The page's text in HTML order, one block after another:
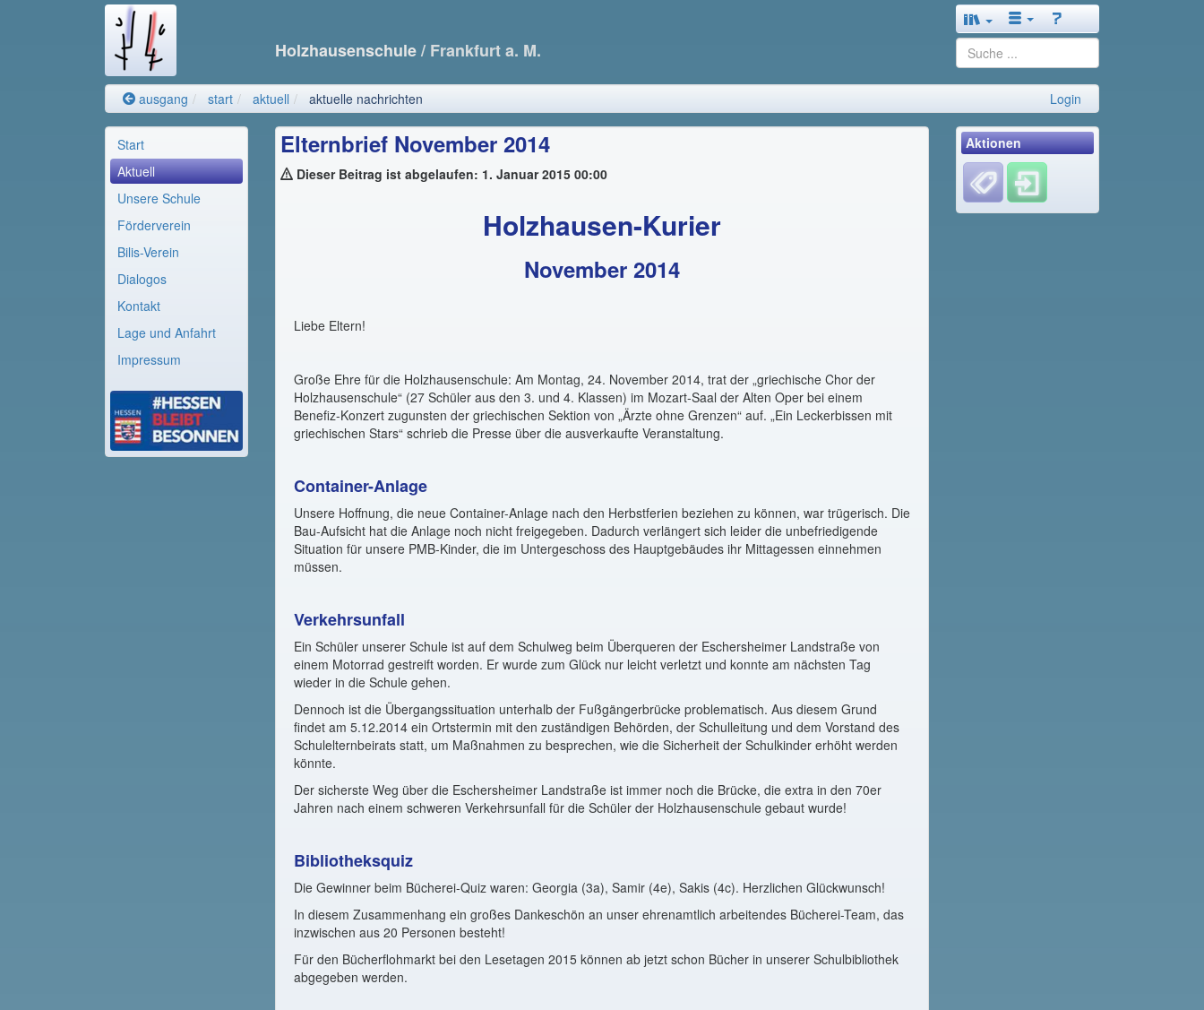
Holzhausenschule/ Frankfurt a. M.
ausgang start aktuell aktuelle nachrichten Login
Start
Aktuell
Unsere Schule
Förderverein
Bilis-Verein
Dialogos
Kontakt
Lage und Anfahrt
Impressum
Elternbrief November 2014
Dieser Beitrag ist abgelaufen: 1. Januar 2015 00:00
Holzhausen-Kurier
November 2014
Liebe Eltern!
Große Ehre für die Holzhausenschule: Am Montag, 24. November 2014, trat der „griechische Chor der
Holzhausenschule“ (27 Schüler aus den 3. und 4. Klassen) im Mozart-Saal der Alten Oper bei einem
Benefiz-Konzert zugunsten der griechischen Sektion von „Ärzte ohne Grenzen“ auf. „Ein Leckerbissen mit
griechischen Stars“ schrieb die Presse über die ausverkaufte Veranstaltung.
Container-Anlage
Unsere Hoffnung, die neue Container-Anlage nach den Herbstferien beziehen zu können, war trügerisch. Die
Bau-Aufsicht hat die Anlage noch nicht freigegeben. Dadurch verlängert sich leider die unbefriedigende
Situation für unsere PMB-Kinder, die im Untergeschoss des Hauptgebäudes ihr Mittagessen einnehmen
müssen.
Verkehrsunfall
Ein Schüler unserer Schule ist auf dem Schulweg beim Überqueren der Eschersheimer Landstraße von
einem Motorrad gestreift worden. Er wurde zum Glück nur leicht verletzt und konnte am nächsten Tag
wieder in die Schule gehen.
Dennoch ist die Übergangssituation unterhalb der Fußgängerbrücke problematisch. Aus diesem Grund
findet am 5.12.2014 ein Ortstermin mit den zuständigen Behörden, der Schulleitung und dem Vorstand des
Schulelternbeirats statt, um Maßnahmen zu besprechen, wie die Sicherheit der Schulkinder erhöht werden
könnte.
Der sicherste Weg über die Eschersheimer Landstraße ist immer noch die Brücke, die extra in den 70er
Jahren nach einem schweren Verkehrsunfall für die Schüler der Holzhausenschule gebaut wurde!
Bibliotheksquiz
Die Gewinner beim Bücherei-Quiz waren: Georgia (3a), Samir (4e), Sakis (4c). Herzlichen Glückwunsch!
In diesem Zusammenhang ein großes Dankeschön an unser ehrenamtlich arbeitendes Bücherei-Team, das
inzwischen aus 20 Personen besteht!
Für den Bücherflohmarkt bei den Lesetagen 2015 können ab jetzt schon Bücher in unserer Schulbibliothek
abgegeben werden.
Aktionen